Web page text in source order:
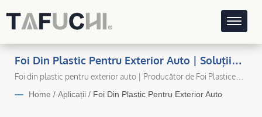
Foi Din Plastic Pentru Exterior Auto | Soluții
De Foi Plastice Durabile Și De Înaltă Calitate
Pentru Fiecare Aplicație
Foi din plastic pentru exterior auto | Producător de Foi Plastice
Home / Aplicații / Foi Din Plastic Pentru Exterior Auto